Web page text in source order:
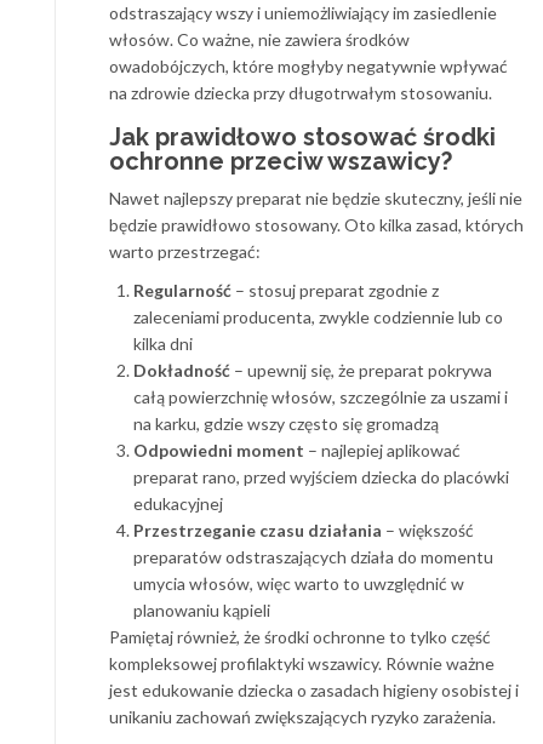
odstraszający wszy i uniemożliwiający im zasiedlenie
włosów. Co ważne, nie zawiera środków
owadobójczych, które mogłyby negatywnie wpływać
na zdrowie dziecka przy długotrwałym stosowaniu.
Jak prawidłowo stosować środki
ochronne przeciw wszawicy?
Nawet najlepszy preparat nie będzie skuteczny, jeśli nie
będzie prawidłowo stosowany. Oto kilka zasad, których
warto przestrzegać:
Regularność – stosuj preparat zgodnie z
zaleceniami producenta, zwykle codziennie lub co
kilka dni
Dokładność – upewnij się, że preparat pokrywa
całą powierzchnię włosów, szczególnie za uszami i
na karku, gdzie wszy często się gromadzą
Odpowiedni moment – najlepiej aplikować
preparat rano, przed wyjściem dziecka do placówki
edukacyjnej
Przestrzeganie czasu działania – większość
preparatów odstraszających działa do momentu
umycia włosów, więc warto to uwzględnić w
planowaniu kąpieli
Pamiętaj również, że środki ochronne to tylko część
kompleksowej profilaktyki wszawicy. Równie ważne
jest edukowanie dziecka o zasadach higieny osobistej i
unikaniu zachowań zwiększających ryzyko zarażenia.